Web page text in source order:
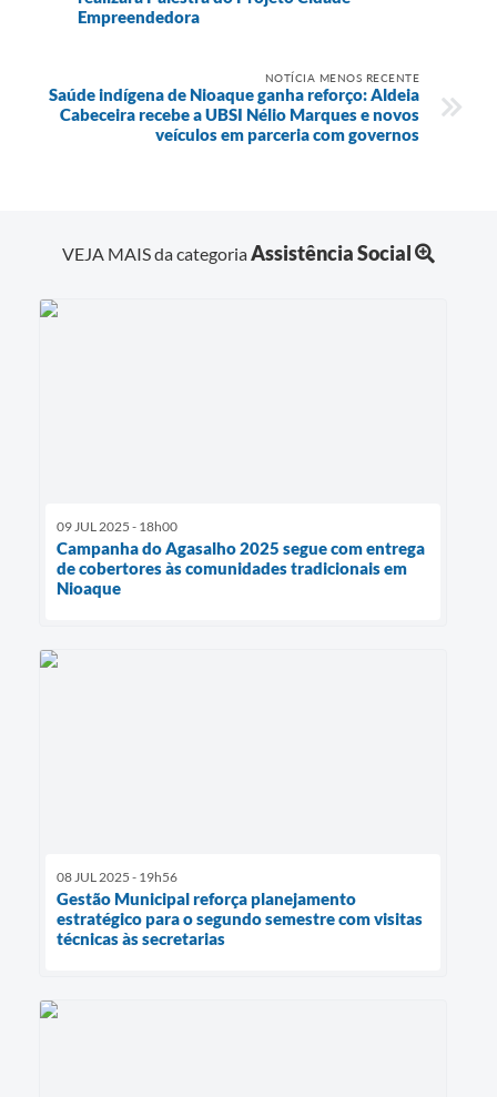
Empreendedora
NOTÍCIA MENOS RECENTE
Saúde indígena de Nioaque ganha reforço: Aldeia
Cabeceira recebe a UBSI Nélio Marques e novos
veículos em parceria com governos
VEJA MAIS da categoriaAssistência Social
09 JUL 2025 - 18h00
Campanha do Agasalho 2025 segue com entrega
de cobertores às comunidades tradicionais em
Nioaque
08 JUL 2025 - 19h56
Gestão Municipal reforça planejamento
estratégico para o segundo semestre com visitas
técnicas às secretarias